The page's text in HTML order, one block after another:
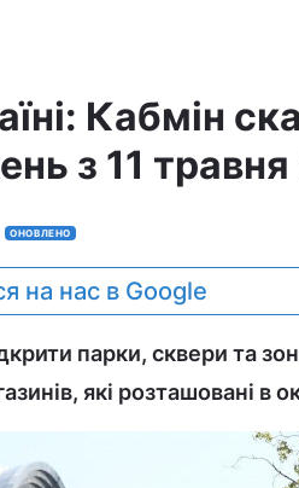
Кабмін
з 11 травня
ОНОВЛЕНО
на нас в Google
парки, сквери та
які розташовані